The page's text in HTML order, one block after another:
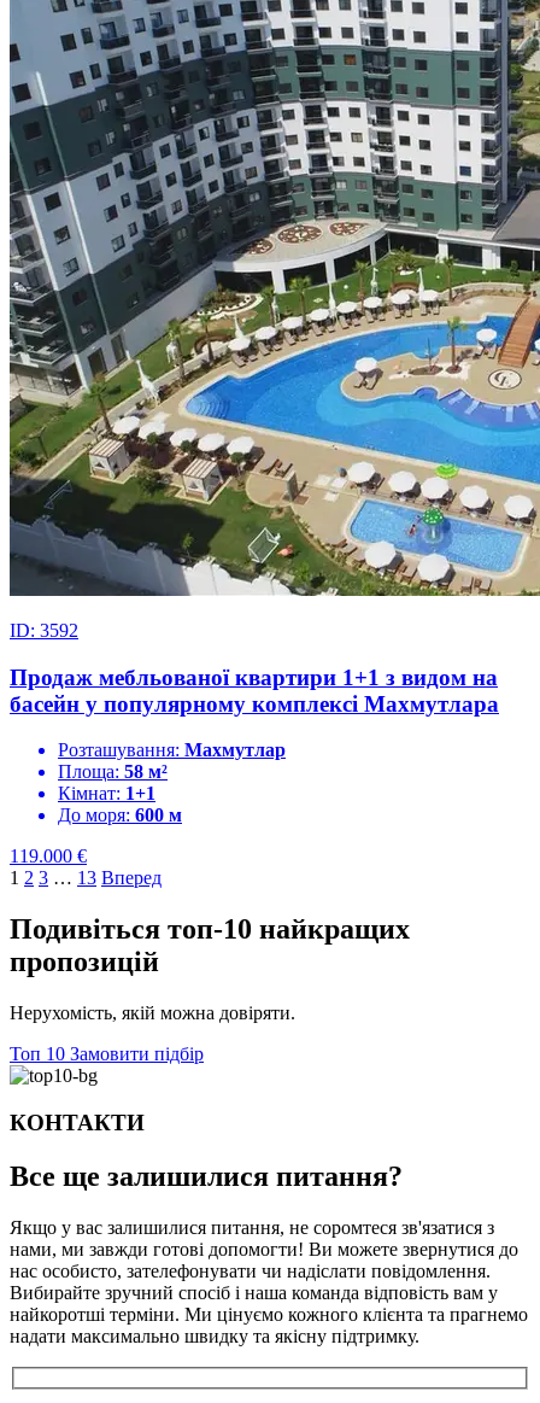
ID: 3592
Продаж мебльованої квартири 1+1 з видом на
басейн у популярному комплексі Махмутлара
Розташування: Махмутлар
Площа: 58 м²
Кімнат: 1+1
До моря: 600 м
119.000 €
1 2 3 … 13 Вперед
Подивіться топ-10 найкращих
пропозицій
Нерухомість, якій можна довіряти.
Топ 10 Замовити підбір
КОНТАКТИ
Все ще залишилися питання?
Якщо у вас залишилися питання, не соромтеся зв'язатися з
нами, ми завжди готові допомогти! Ви можете звернутися до
нас особисто, зателефонувати чи надіслати повідомлення.
Вибирайте зручний спосіб і наша команда відповість вам у
найкоротші терміни. Ми цінуємо кожного клієнта та прагнемо
надати максимально швидку та якісну підтримку.